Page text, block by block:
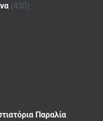
(430)
Παραλία